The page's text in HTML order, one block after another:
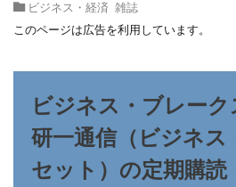
ビジネス・経済 雑誌
このページは広告を利用しています。
ビジネス・ブレー
研一通信（ビジネス
セット）の定期購読